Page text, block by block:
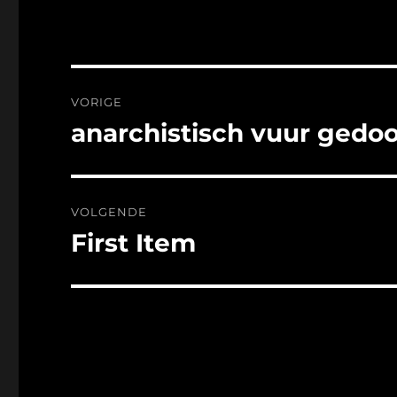
navigatie
VORIGE
Vorig
anarchistisch vuur
VOLGENDE
Volgend
First Item